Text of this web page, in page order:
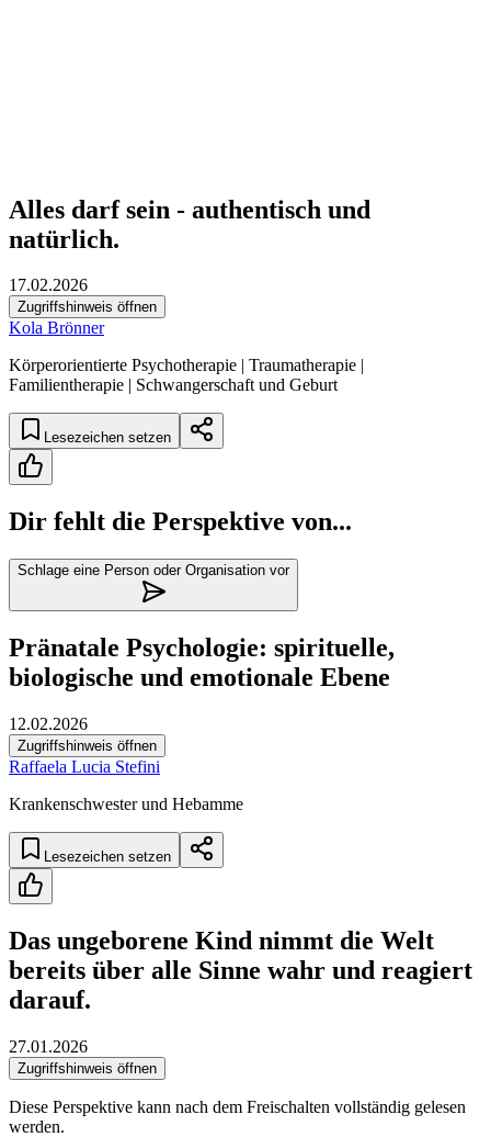
Alles darf sein - authentisch und
natürlich.
17.02.2026
Zugriffshinweis öffnen
Kola Brönner
Körperorientierte Psychotherapie | Traumatherapie |
Familientherapie | Schwangerschaft und Geburt
Lesezeichen setzen
Dir fehlt die Perspektive von...
Schlage eine Person oder Organisation vor
Pränatale Psychologie: spirituelle,
biologische und emotionale Ebene
12.02.2026
Zugriffshinweis öffnen
Raffaela Lucia Stefini
Krankenschwester und Hebamme
Lesezeichen setzen
Das ungeborene Kind nimmt die Welt
bereits über alle Sinne wahr und reagiert
darauf.
27.01.2026
Zugriffshinweis öffnen
Diese Perspektive kann nach dem Freischalten vollständig gelesen
werden.